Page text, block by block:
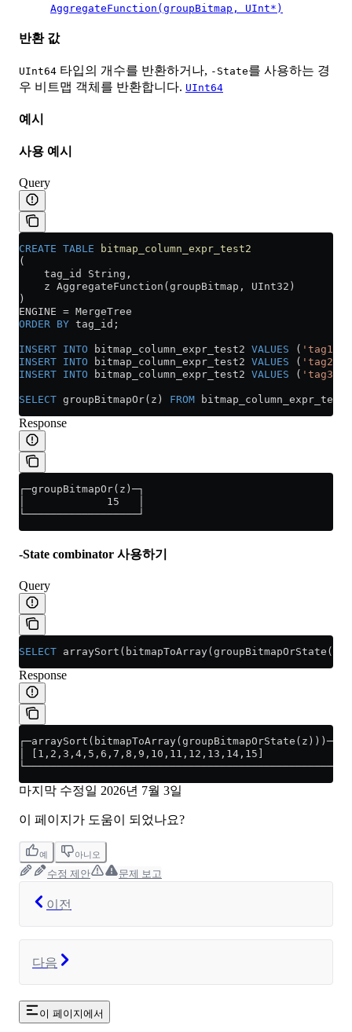
AggregateFunction(groupBitmap, UInt*)
반환 값
UInt64 타입의 개수를 반환하거나, -State를 사용하는 경
우 비트맵 객체를 반환합니다. UInt64
예시
사용 예시
Query
CREATE TABLE bitmap_column_expr_test2
(
    tag_id String,
    z AggregateFunction(groupBitmap, UInt32)
)
ENGINE = MergeTree
ORDER BY tag_id;
INSERT INTO bitmap_column_expr_test2 VALUES ( 'tag1'
INSERT INTO bitmap_column_expr_test2 VALUES ( 'tag2'
INSERT INTO bitmap_column_expr_test2 VALUES ( 'tag3'
SELECT groupBitmapOr(z) FROM
Response
┌─groupBitmapOr(z)─┐
│             15   │
└──────────────────┘
-State combinator 사용하기
Query
SELECT
Response
┌─arraySort(bitmapToArray(groupBitmapOrState(z)))─┐
│ [1,2,3,4,5,6,7,8,9,10,11,12,13,14,15]           │
└─────────────────────────────────────────────────┘
마지막 수정일 2026년 7월 3일
이 페이지가 도움이 되었나요?
예 아니오
수정 제안 문제 보고
이전
다음
이 페이지에서